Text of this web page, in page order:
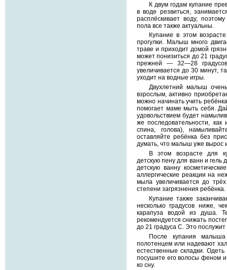
К двум годам купание
в воде резвиться,
расплёскивает воду,
пола все также актуальны.
Купание в этом
прогулки. Малыш много
траве и приходит домой
может понизиться до 21
прежней — 32—28
увеличивается до 30 минут,
уходит на водные игры.
Двухлетний малыш
взрослым, активно
можно начинать учить
помогает маме мыть себя.
удовольствием будет
же последовательности,
спина, голова),
оставляйте ребёнка без
думать, что малыш уже вырос
В этом возрасте для
детскую пену для ванн и
детскую ванну
аллергические реакции на
мыла увеличивается до
степени загрязнения ребёнка.
Купание также
несколько градусов ниже,
карапуза водой из душа.
рекомендуется снижать
до 21 градуса С. Это
После купания
полотенцем или надевают
естественные складки.
посушите его волосы феном и
ко сну.